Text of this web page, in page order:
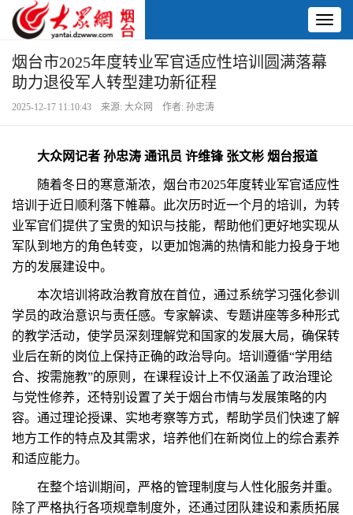
烟台市2025年度转业军官适应性培训圆满落幕
助力退役军人转型建功新征程
2025-12-17 11:10:43 来源: 大众网 作者: 孙忠涛
大众网记者 孙忠涛 通讯员 许维锋 张文彬 烟台报道
随着冬日的寒意渐浓，烟台市2025年度转业军官适应性
培训于近日顺利落下帷幕。此次历时近一个月的培训，为转
业军官们提供了宝贵的知识与技能，帮助他们更好地实现从
军队到地方的角色转变，以更加饱满的热情和能力投身于地
方的发展建设中。
本次培训将政治教育放在首位，通过系统学习强化参训
学员的政治意识与责任感。专家解读、专题讲座等多种形式
的教学活动，使学员深刻理解党和国家的发展大局，确保转
业后在新的岗位上保持正确的政治导向。培训遵循“学用结
合、按需施教”的原则，在课程设计上不仅涵盖了政治理论
与党性修养，还特别设置了关于烟台市情与发展策略的内
容。通过理论授课、实地考察等方式，帮助学员们快速了解
地方工作的特点及其需求，培养他们在新岗位上的综合素养
和适应能力。
在整个培训期间，严格的管理制度与人性化服务并重。
除了严格执行各项规章制度外，还通过团队建设和素质拓展